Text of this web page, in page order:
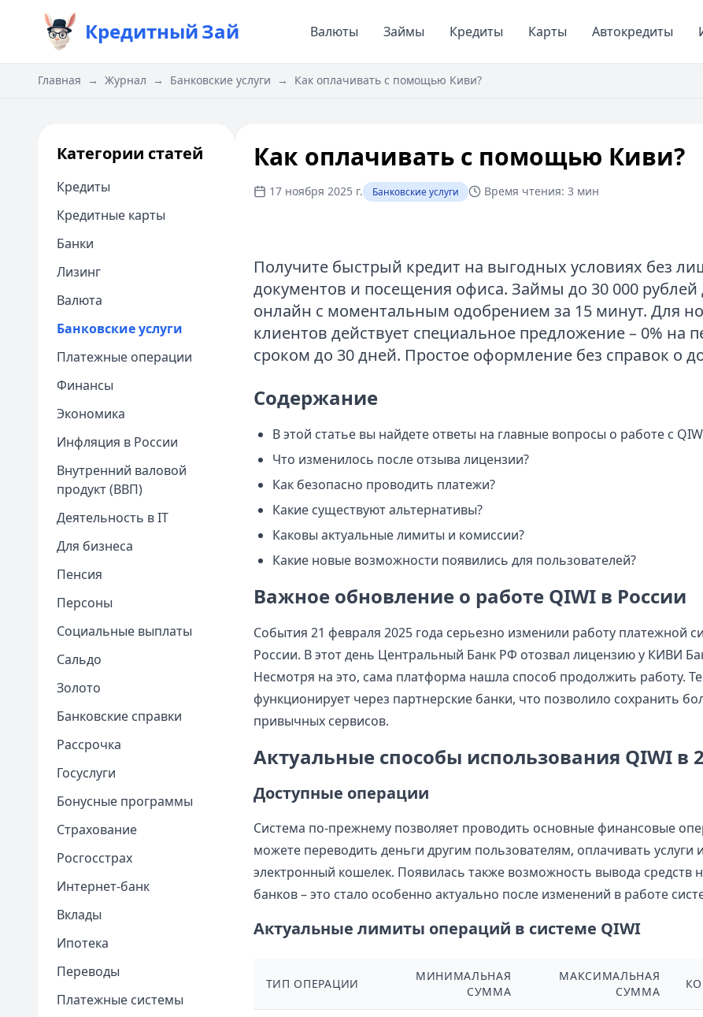
КредитныйЗай Валюты Займы Кредиты Карты Автокредиты
Главная → Журнал → Банковские услуги → Как оплачивать с помощью Киви?
Категории статей
Кредиты
Кредитные карты
Банки
Лизинг
Валюта
Банковские услуги
Платежные операции
Финансы
Экономика
Инфляция в России
Внутренний валовой
продукт (ВВП)
Деятельность в IT
Для бизнеса
Пенсия
Персоны
Социальные выплаты
Сальдо
Золото
Банковские справки
Рассрочка
Госуслуги
Бонусные программы
Страхование
Росгосстрах
Интернет-банк
Вклады
Ипотека
Переводы
Платежные системы
Как оплачивать с помощью Киви?
17 ноября 2025 г. Банковские услуги Время чтения: 3 мин
Получите быстрый кредит на выгодных условиях без
документов и посещения офиса. Займы до 30 000 рублей
онлайн с моментальным одобрением за 15 минут. Для
клиентов действует специальное предложение – 0% на
сроком до 30 дней. Простое оформление без справок о
Содержание
В этой статье вы найдете ответы на главные вопросы о работе с
Что изменилось после отзыва лицензии?
Как безопасно проводить платежи?
Какие существуют альтернативы?
Каковы актуальные лимиты и комиссии?
Какие новые возможности появились для пользователей?
Важное обновление о работе QIWI в России
События 21 февраля 2025 года серьезно изменили работу платежной
России. В этот день Центральный Банк РФ отозвал лицензию у КИВИ
Несмотря на это, сама платформа нашла способ продолжить работу.
функционирует через партнерские банки, что позволило сохранить
привычных сервисов.
Актуальные способы использования QIWI в
Доступные операции
Система по-прежнему позволяет проводить основные финансовые
можете переводить деньги другим пользователям, оплачивать услуги
электронный кошелек. Появилась также возможность вывода средств
банков – это стало особенно актуально после изменений в работе
Актуальные лимиты операций в системе QIWI
ТИП ОПЕРАЦИИ
МИНИМАЛЬНАЯ
СУММА
МАКСИМАЛЬНАЯ
СУММА